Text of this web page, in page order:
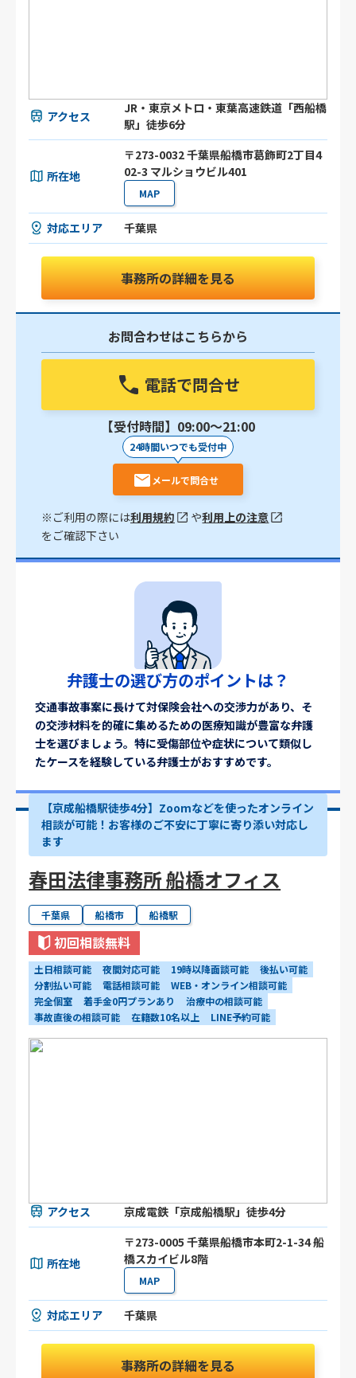
アクセス
JR・東京メトロ・東葉高速鉄道「西船橋
駅」徒歩6分
所在地
〒273-0032 千葉県船橋市葛飾町2丁目4
02-3 マルショウビル401
MAP
対応エリア 千葉県
事務所の詳細を見る
お問合わせはこちらから
電話で問合せ
【受付時間】09:00〜21:00
24時間いつでも受付中
メールで問合せ
※ご利用の際には利用規約 や利用上の注意
をご確認下さい
弁護士の選び方のポイントは？
交通事故事案に長けて対保険会社への交渉力があり、そ
の交渉材料を的確に集めるための医療知識が豊富な弁護
士を選びましょう。特に受傷部位や症状について類似し
たケースを経験している弁護士がおすすめです。
【京成船橋駅徒歩4分】Zoomなどを使ったオンライン
相談が可能！お客様のご不安に丁寧に寄り添い対応し
ます
春田法律事務所 船橋オフィス
千葉県 船橋市 船橋駅
初回相談無料
土日相談可能 夜間対応可能 19時以降面談可能
後払い可能
分割払い可能
電話相談可能
WEB・オンライン相談可能
完全個室
着手金0円プランあり
治療中の相談可能
事故直後の相談可能
在籍数10名以上 LINE予約可能
アクセス 京成電鉄「京成船橋駅」徒歩4分
所在地
〒273-0005 千葉県船橋市本町2-1-34 船
橋スカイビル8階
MAP
対応エリア 千葉県
事務所の詳細を見る